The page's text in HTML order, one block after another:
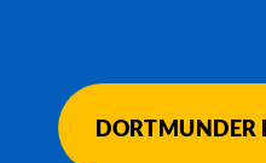
DORTMUNDER